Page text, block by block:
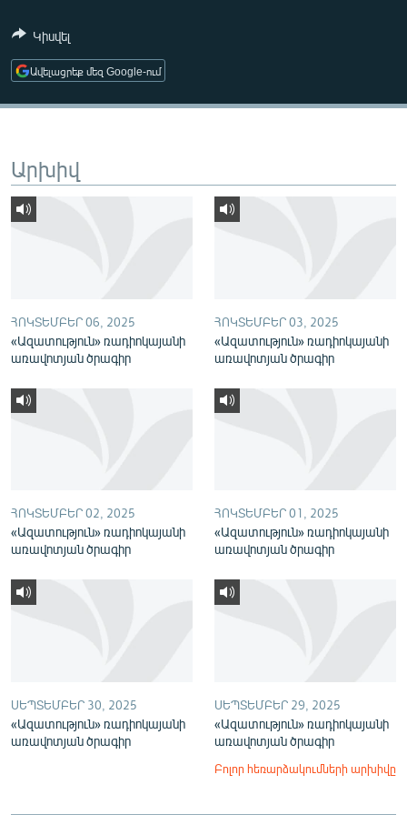
ՄՇԱԿՈՒՅԹ
ՍՊՈՐՏ
ՄԵԿՆԱԲԱՆՈՒԹՅՈՒՆ
ԿՈՐՈՆԱՎԻՐՈՒՍ
ԱՐԽԻՎ
ՓՈԴՔԱՍԹ
Հայերեն
ՀԵՏԵՎԵՔ ՄԵԶ
Կիսվել
Ավելացրեք մեզ Google-ում
Արխիվ
ՀՈԿՏԵՄԲԵՐ 06, 2025
«Ազատություն» ռադիոկայանի
առավոտյան ծրագիր
ՀՈԿՏԵՄԲԵՐ 03, 2025
«Ազատություն» ռադիոկայանի
առավոտյան ծրագիր
ՀՈԿՏԵՄԲԵՐ 02, 2025
«Ազատություն» ռադիոկայանի
առավոտյան ծրագիր
ՀՈԿՏԵՄԲԵՐ 01, 2025
«Ազատություն» ռադիոկայանի
առավոտյան ծրագիր
ՍԵՊՏԵՄԲԵՐ 30, 2025
«Ազատություն» ռադիոկայանի
առավոտյան ծրագիր
ՍԵՊՏԵՄԲԵՐ 29, 2025
«Ազատություն» ռադիոկայանի
առավոտյան ծրագիր
Բոլոր հեռարձակումների արխիվը